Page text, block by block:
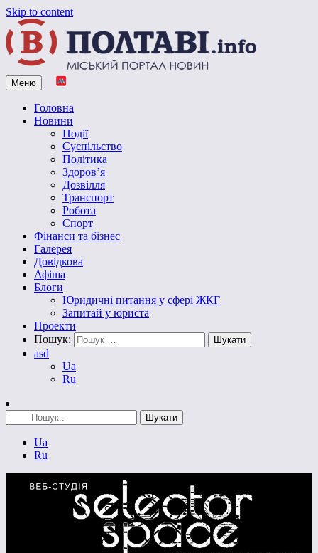
Skip to content
Vpoltave.info
Полтавський портал новин
Меню
Головна
Новини
Події
Суспільство
Політика
Здоров’я
Дозвілля
Транспорт
Робота
Спорт
Фінанси та бізнес
Галерея
Довідкова
Афіша
Блоги
Юридичні питання у сфері ЖКГ
Запитай у юриста
Проекти
Пошук:
asd
Ua
Ru
Ua
Ru